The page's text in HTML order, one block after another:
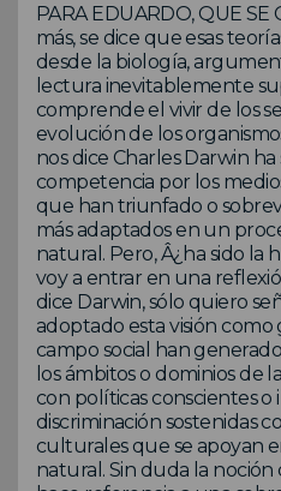
PARA EDUARDO, QUE SE
más, se dice que esas
desde la biología,
lectura inevitablemente
comprende el vivir de los
evolución de los
nos dice Charles Darwin
competencia por los
que han triunfado o
más adaptados en un
natural. Pero, Â¿ha sido la
voy a entrar en una
dice Darwin, sólo quiero
adoptado esta visión
campo social han
los ámbitos o dominios de
con políticas conscientes o
discriminación sostenidas
culturales que se apoyan
natural. Sin duda la noción